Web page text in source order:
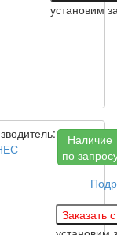
установим
Наличие
по